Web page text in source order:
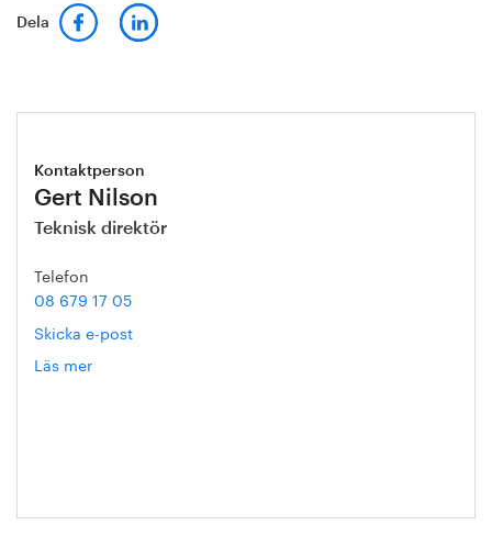
Dela
Kontaktperson
Gert Nilson
Teknisk direktör
Telefon
08 679 17 05
Skicka e-post
Läs mer